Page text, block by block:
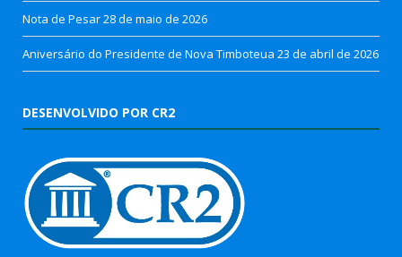
Nota de Pesar28 de maio de 2026
Aniversário do Presidente de Nova Timboteua 23 de abril de 2026
DESENVOLVIDO POR CR2